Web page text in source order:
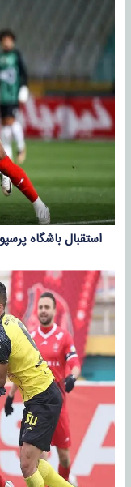
استقبال باشگاه